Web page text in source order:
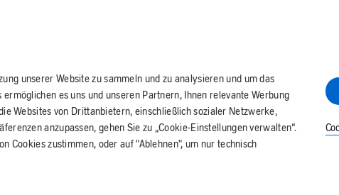
unserer Website zu sammeln und zu analysieren und um das
es uns und unseren Partnern, Ihnen relevante Werbung
Websites von Drittanbietern, einschließlich sozialer Netzwerke,
anzupassen, gehen Sie zu „Cookie-Einstellungen verwalten“.
Cookies zustimmen, oder auf "Ablehnen", um nur technisch